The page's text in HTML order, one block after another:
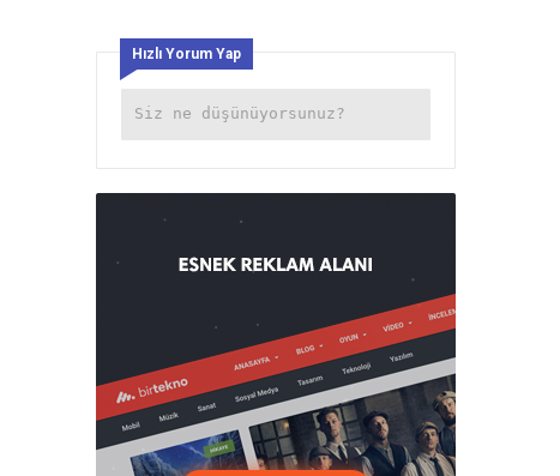
Hızlı Yorum Yap